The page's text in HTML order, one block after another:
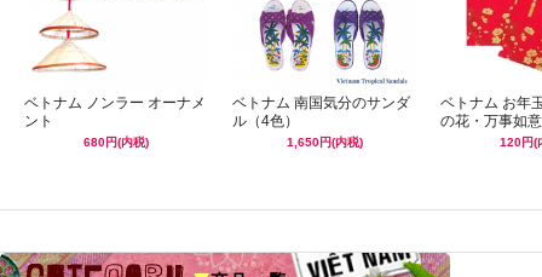
ベトナム ノンラー オーナメ
ント
680円(内税)
ベトナム 南国気分のサンダ
ル（4色）
1,650円(内税)
ベトナム お年
の花・万事如意
120円(